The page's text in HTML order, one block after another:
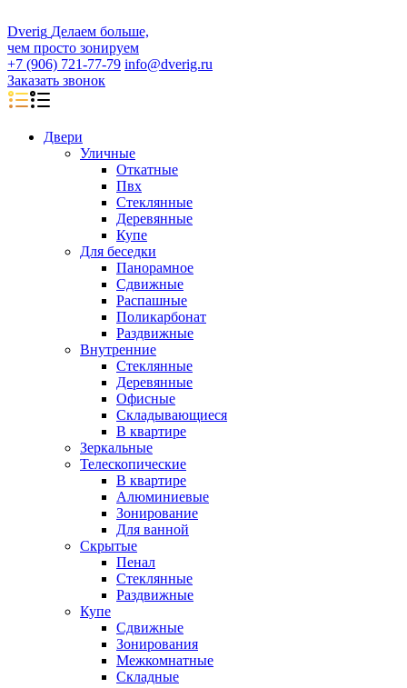
Dverig Делаем больше,
чем просто зонируем
+7 (906) 721-77-79 info@dverig.ru
Заказать звонок
Двери
Уличные
Откатные
Пвх
Стеклянные
Деревянные
Купе
Для беседки
Панорамное
Сдвижные
Распашные
Поликарбонат
Раздвижные
Внутренние
Стеклянные
Деревянные
Офисные
Складывающиеся
В квартире
Зеркальные
Телескопические
В квартире
Алюминиевые
Зонирование
Для ванной
Скрытые
Пенал
Стеклянные
Раздвижные
Купе
Сдвижные
Зонирования
Межкомнатные
Складные